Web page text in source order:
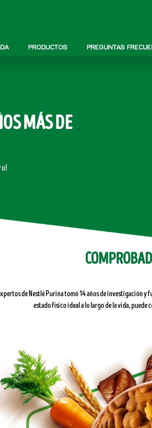
PRODUCTOS PREGUNTAS
MÁS DE
de Nestlé Purina tomó 14 años de investigación
estado físico ideal a lo largo de la vida,